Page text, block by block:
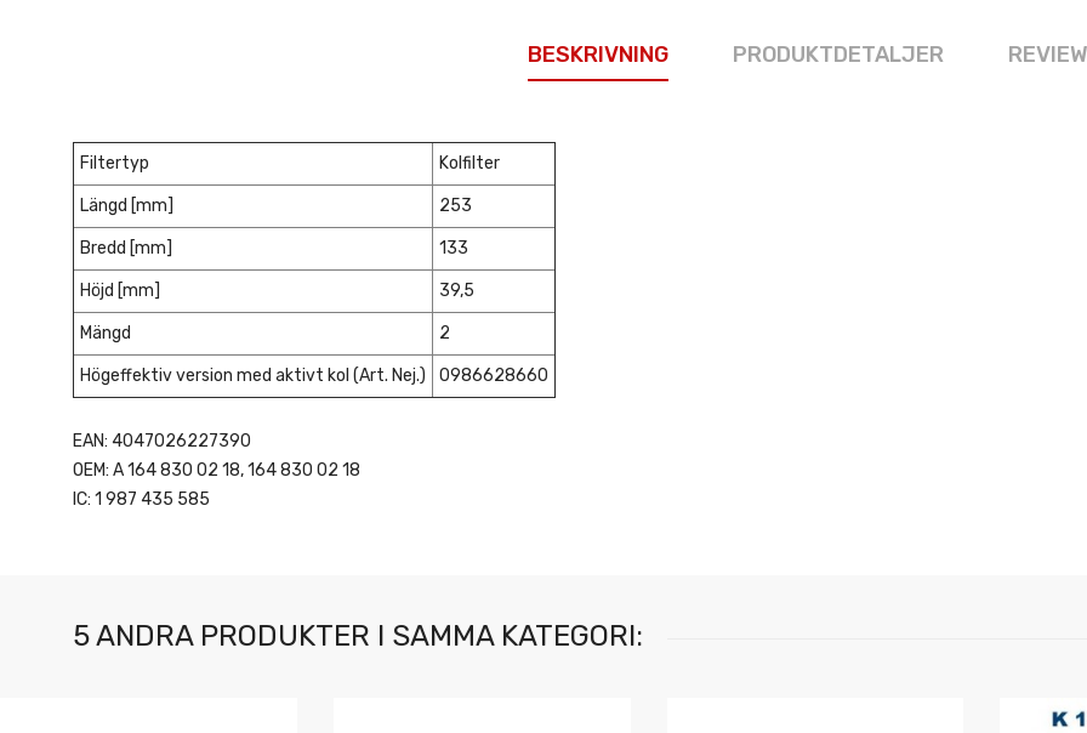
BESKRIVNING PRODUKTDETALJER
Filtertyp Kolfilter
Längd [mm] 253
Bredd [mm] 133
Höjd [mm] 39,5
Mängd 2
Högeffektiv version med aktivt kol (Art. Nej.) 0986628660
EAN: 4047026227390
OEM: A 164 830 02 18, 164 830 02 18
IC: 1 987 435 585
5 ANDRA PRODUKTER I SAMMA KATEGORI: